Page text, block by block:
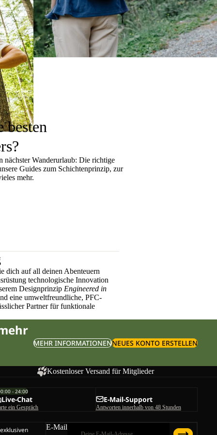
nächster Wanderurlaub: Die richtige
Guides zum Schichtenprinzip, zur
mehr.
dich auf all deinen Abenteuern
technologische Innovation
Designprinzip Engineered in
eine umweltfreundliche, PFC-
Partner für funktionale
MEHR INFORMATIONENNEUES KONTO ERSTELLEN
Kostenloser Versand für Mitglieder
- 24:00
Live-Chat
ein Gespräch
E-Mail-Support
Antworten innerhalb von 48 Stunden
E-Mail